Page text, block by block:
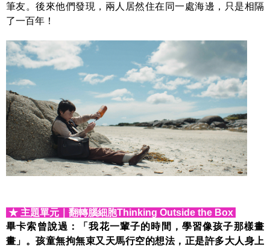
筆友。後來他們發現，兩人居然住在同一處海邊，只是相隔
了一百年！
★ 主題單元 翻轉腦細胞Thinking Outside the Box
畢卡索曾說過：「我花一輩子的時間，學習像孩子那樣畫
畫」。孩童無拘無束又天馬行空的想法，正是許多大人身上